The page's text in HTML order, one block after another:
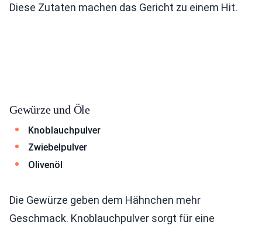
Diese Zutaten machen das Gericht zu einem Hit.
Gewürze und Öle
Knoblauchpulver
Zwiebelpulver
Olivenöl
Die Gewürze geben dem Hähnchen mehr
Geschmack. Knoblauchpulver sorgt für eine